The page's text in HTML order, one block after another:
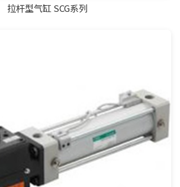
拉杆型气缸 SCG系列